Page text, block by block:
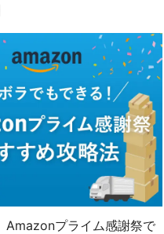
Amazonプライム感謝祭で